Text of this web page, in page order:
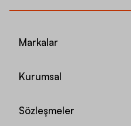
Markalar
Kurumsal
Sözleşmeler